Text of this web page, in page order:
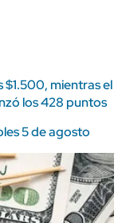
mientras el
los 428 puntos
5 de agosto